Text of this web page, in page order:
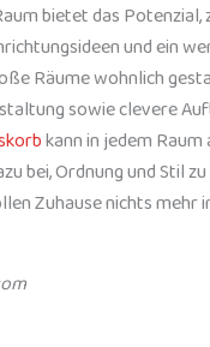
bietet das
und ein
Räume wohnlich
sowie clevere
kann in jedem
bei, Ordnung und Stil
Zuhause nichts mehr